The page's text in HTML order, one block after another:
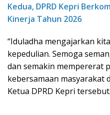
Kedua, DPRD Kepri
Kinerja Tahun 2026
“Iduladha mengajarkan
kepedulian. Semoga
dan semakin mempererat
kebersamaan masyarakat
Ketua DPRD Kepri tersebut.